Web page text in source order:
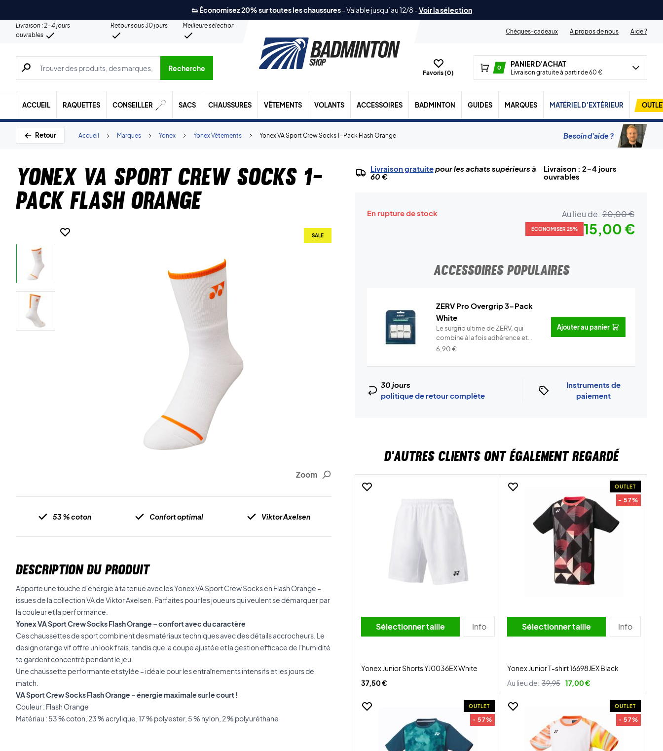
👟 Économisez 20% sur toutes les chaussures-Valable jusqu´au 12/8 -Voir la sélection
Livraison : 2-4 jours
ouvrables
Retour sous 30 jours
Meilleure sélection
Chèques-cadeaux
A propos de nous Aide ?
Recherche de produits, de marques, etc.
Recherche
Favoris (0)
0 PANIER D'ACHAT
Livraison gratuite à partir de 60 €
ACCUEIL RAQUETTES CONSEILLER SACS CHAUSSURES VÊTEMENTS VOLANTS ACCESSOIRES BADMINTON GUIDES MARQUES MATÉRIEL D'EXTÉRIEUR
Retour Yonex VA Sport Crew Socks 1-Pack Flash Orange
Yonex Vêtements
Yonex
Marques
Accueil Besoin d'aide ?
Yonex VA Sport Crew Socks 1-
Pack Flash Orange
Zoom
SALE
53 % coton Confort optimal Viktor Axelsen
DESCRIPTION DU PRODUIT
Apporte une touche d’énergie à ta tenue avec les Yonex VA Sport Crew Socks en Flash Orange –
issues de la collection VA de Viktor Axelsen. Parfaites pour les joueurs qui veulent se démarquer par
la couleur et la performance.
Yonex VA Sport Crew Socks Flash Orange – confort avec du caractère
Ces chaussettes de sport combinent des matériaux techniques avec des détails accrocheurs. Le
design orange vif offre un look frais, tandis que la coupe ajustée et la gestion efficace de l’humidité
te gardent concentré pendant le jeu.
Une chaussette performante et stylée – idéale pour les entraînements intensifs et les jours de
match.
VA Sport Crew Socks Flash Orange – énergie maximale sur le court !
Couleur : Flash Orange
Matériau : 53 % coton, 23 % acrylique, 17 % polyester, 5 % nylon, 2 % polyuréthane
Livraison gratuitepour les achats supérieurs à
60 €
Livraison : 2-4 jours
ouvrables
En rupture de stock Au lieu de: 20,00 €
ÉCONOMISER 25% 15,00 €
ACCESSOIRES POPULAIRES
ZERV Pro Overgrip 3-Pack
White
Le surgrip ultime de ZERV, qui
combine à la fois adhérence et
co...
Info
6,90€
Ajouter au panier
30 jours
politique de retour complète
Instruments de
paiement
D'AUTRES CLIENTS ONT ÉGALEMENT REGARDÉ
Sélectionner taille Info
Yonex Junior Shorts YJ0036EX White
37,50 €
OUTLET
- 57%
Sélectionner taille Info
Yonex Junior T-shirt 16698JEX Black
Au lieu de: 39,95 17,00 €
OUTLET
- 57%
OUTLET
- 57%